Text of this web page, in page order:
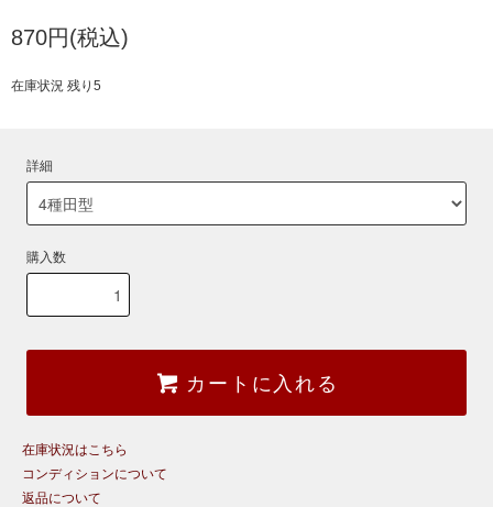
870円(税込)
在庫状況 残り5
詳細
購入数
カートに入れる
在庫状況はこちら
コンディションについて
返品について